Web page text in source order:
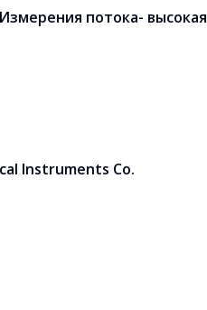
потока-
Instruments Co.